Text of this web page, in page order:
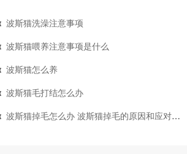
波斯猫洗澡注意事项
波斯猫喂养注意事项是什么
波斯猫怎么养
波斯猫毛打结怎么办
波斯猫掉毛怎么办 波斯猫掉毛的原因和应对方法